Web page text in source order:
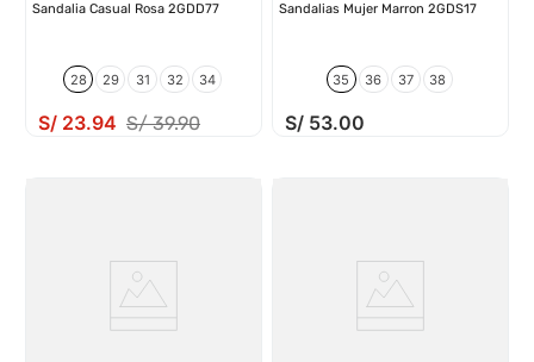
Sandalia Casual Rosa 2GDD77
28 29 31 32 34
S/ 23.94 S/ 39.90
Sandalias Mujer Marron 2GDS17
35 36 37 38
S/ 53.00